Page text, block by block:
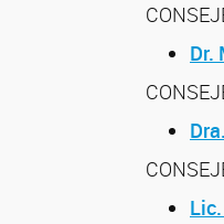
Dr.